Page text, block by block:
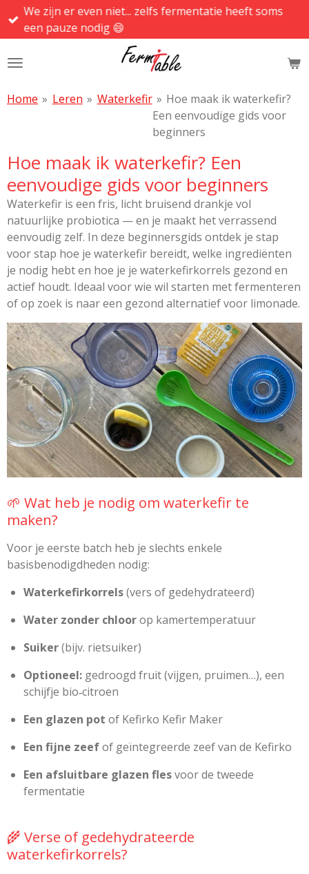
Ga
direct
de
We zijn er even niet... zelfs fermentatie heeft soms
een pauze nodig 😄
Home » Leren » Waterkefir » Hoe maak ik waterkefir?
Een eenvoudige gids voor
beginners
Hoe maak ik waterkefir? Een
eenvoudige gids voor beginners
Waterkefir is een fris, licht bruisend drankje vol
natuurlijke probiotica — en je maakt het verrassend
eenvoudig zelf. In deze beginnersgids ontdek je stap
voor stap hoe je waterkefir bereidt, welke ingrediënten
je nodig hebt en hoe je je waterkefirkorrels gezond en
actief houdt. Ideaal voor wie wil starten met fermenteren
of op zoek is naar een gezond alternatief voor limonade.
🌱 Wat heb je nodig om waterkefir te
maken?
Voor je eerste batch heb je slechts enkele
basisbenodigdheden nodig:
Waterkefirkorrels(vers of gedehydrateerd)
Water zonder chloorop kamertemperatuur
Suiker(bijv. rietsuiker)
Optioneel: gedroogd fruit (vijgen, pruimen…), een
schijfje bio‑citroen
Een glazen pot of Kefirko Kefir Maker
Een fijne zeefof geïntegreerde zeef van de Kefirko
Een afsluitbare glazen flesvoor de tweede
fermentatie
🌾 Verse of gedehydrateerde
waterkefirkorrels?